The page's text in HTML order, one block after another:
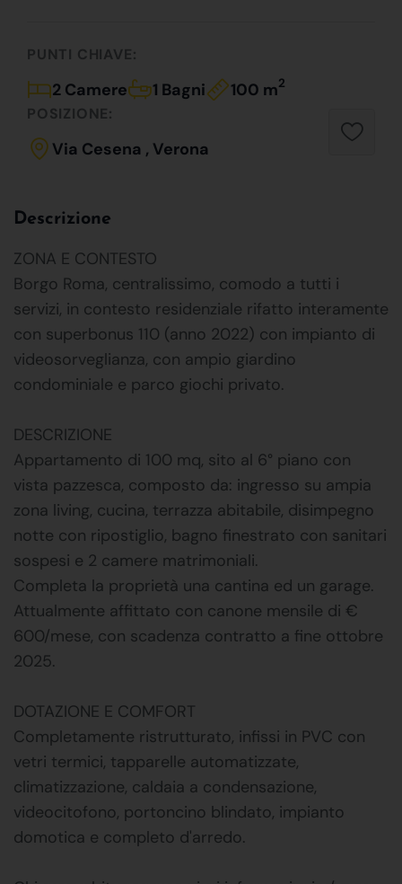
PUNTI CHIAVE:
2 Camere 1 Bagni 100 m2
POSIZIONE:
Via Cesena , Verona
Descrizione
ZONA E CONTESTO
Borgo Roma, centralissimo, comodo a tutti i
servizi, in contesto residenziale rifatto interamente
con superbonus 110 (anno 2022) con impianto di
videosorveglianza, con ampio giardino
condominiale e parco giochi privato.
DESCRIZIONE
Appartamento di 100 mq, sito al 6° piano con
vista pazzesca, composto da: ingresso su ampia
zona living, cucina, terrazza abitabile, disimpegno
notte con ripostiglio, bagno finestrato con sanitari
sospesi e 2 camere matrimoniali.
Completa la proprietà una cantina ed un garage.
Attualmente affittato con canone mensile di €
600/mese, con scadenza contratto a fine ottobre
2025.
DOTAZIONE E COMFORT
Completamente ristrutturato, infissi in PVC con
vetri termici, tapparelle automatizzate,
climatizzazione, caldaia a condensazione,
videocitofono, portoncino blindato, impianto
domotica e completo d'arredo.